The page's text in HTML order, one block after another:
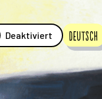
Deaktiviert Deutsch